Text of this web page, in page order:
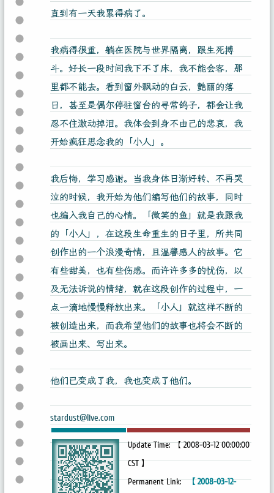
直到有一天我累得病了。
我病得很重，躺在医院与世界隔离，跟生死搏
斗。好长一段时间我下不了床，我不能会客，那
里都不能去。看到窗外飘动的白云，艷丽的落
日，甚至是偶尔停驻窗台的寻常鸽子，都会让我
忍不住激动掉泪。我体会到身不由己的悲哀，我
开始疯狂思念我的「小人」。
我后悔，学习感谢。当我身体日渐好转、不再哭
泣的时候，我开始为他们编写他们的故事，同时
也编入我自己的心情。「微笑的鱼」就是我跟我
的「小人」，在这段生命重生的日子里，所共同
创作出的一个浪漫奇情，且温馨感人的故事。它
有些甜美，也有些伤感。而许许多多的忧伤，以
及无法诉说的情绪，就在这段创作的过程中，一
点一滴地慢慢释放出来。「小人」就这样不断的
被创造出来，而我希望他们的故事也将会不断的
被画出来、写出来。
他们已变成了我，我也变成了他们。
stardust@live.com
Update Time: 【 2008-03-12 00:00:00
CST 】
Permanent Link: 【 2008-03-12-